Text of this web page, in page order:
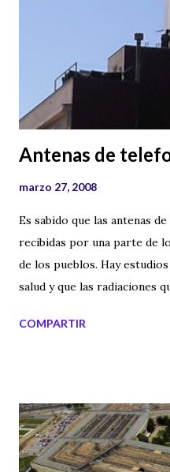
Antenas de
marzo 27, 2008
Es sabido que las antenas
recibidas por una parte de
de los pueblos. Hay
salud y que las radiaciones
empresas de telefonía
Aquí os muestro algunas
“camuflaje” de estas
de otro tipo de antenas
COMPARTIR